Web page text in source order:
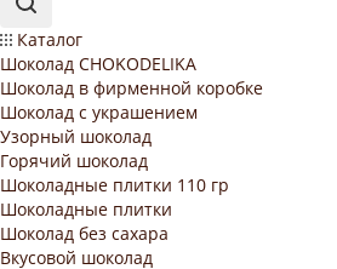
Каталог
Шоколад CHOKODELIKA
Шоколад в фирменной коробке
Шоколад с украшением
Узорный шоколад
Горячий шоколад
Шоколадные плитки 110 гр
Шоколадные плитки
Шоколад без сахара
Вкусовой шоколад